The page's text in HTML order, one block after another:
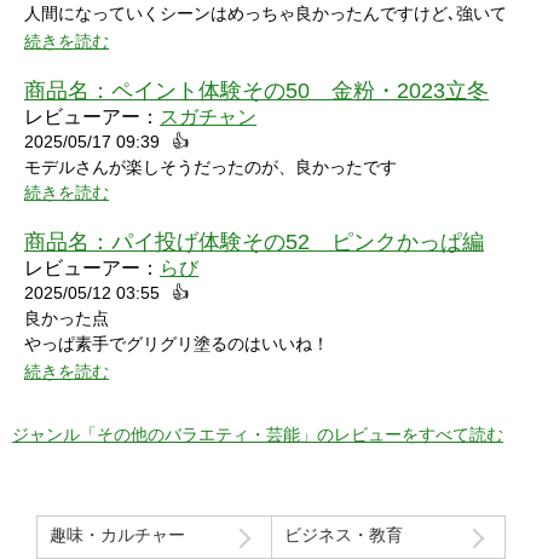
人間になっていくシーンはめっちゃ良かったんですけど､強いて
言うなら､上半身だけで無くて､全身も透明になる所も見てみたい
続きを読む
商品名： ペイント体験その50 金粉・2023立冬
レビューアー： スガチャン
2025/05/17 09:39
👍
モデルさんが楽しそうだったのが、良かったです
続きを読む
商品名： パイ投げ体験その52 ピンクかっぱ編
レビューアー： らび
2025/05/12 03:55
👍
良かった点
やっぱ素手でグリグリ塗るのはいいね！
特に21分の途中からとてもいい感じ！
う」という趣旨の発言と「パイを食らう事はなんとも無い」とい
う趣旨の２つの部分ちょっと気分下がってしまったw
続きを読む
ジャンル「その他のバラエティ・芸能」のレビューをすべて読む
趣味・カルチャー ビジネス・教育